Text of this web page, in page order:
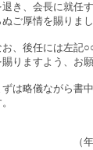
退き、会長に就任
ぬご厚情を賜りま
お、後任には左記
賜りますよう、お
ずは略儀ながら書
。
年月日、社